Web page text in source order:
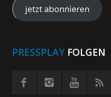
Adresse
eingeben
jetzt abonnieren
PRESSPLAY FOLGEN